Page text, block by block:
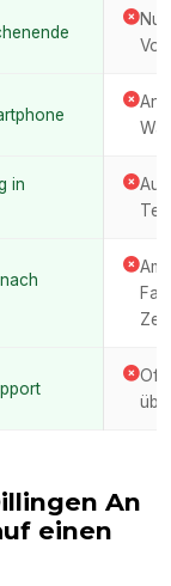
in
Oft
An
einen